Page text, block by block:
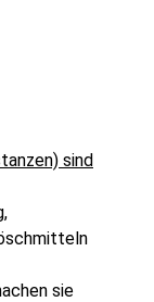
sind
sie